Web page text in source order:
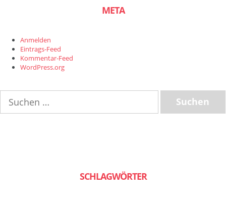
META
Anmelden
Eintrags-Feed
Kommentar-Feed
WordPress.org
nach:
SCHLAGWÖRTER